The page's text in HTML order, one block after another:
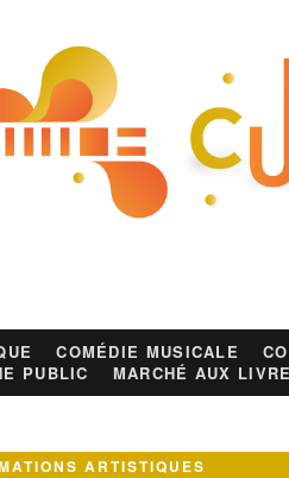
COMÉDIE MUSICALE
PUBLIC MARCHÉ AUX
ARTISTIQUES